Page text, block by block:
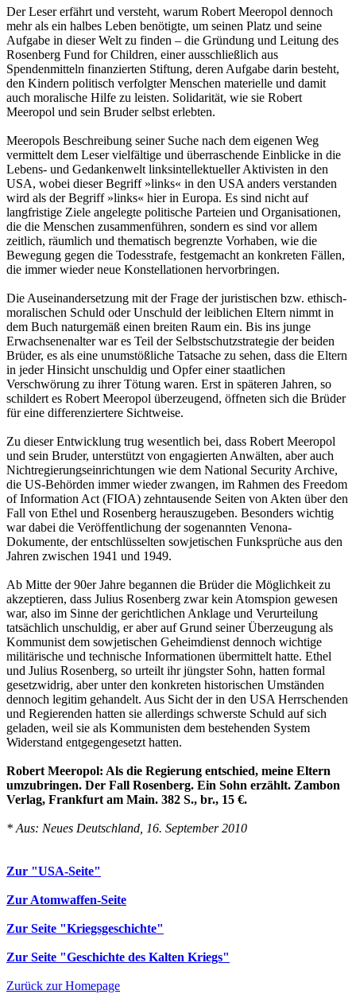
Der Leser erfährt und versteht, warum Robert Meeropol dennoch
mehr als ein halbes Leben benötigte, um seinen Platz und seine
Aufgabe in dieser Welt zu finden – die Gründung und Leitung des
Rosenberg Fund for Children, einer ausschließlich aus
Spendenmitteln finanzierten Stiftung, deren Aufgabe darin besteht,
den Kindern politisch verfolgter Menschen materielle und damit
auch moralische Hilfe zu leisten. Solidarität, wie sie Robert
Meeropol und sein Bruder selbst erlebten.
Meeropols Beschreibung seiner Suche nach dem eigenen Weg
vermittelt dem Leser vielfältige und überraschende Einblicke in die
Lebens- und Gedankenwelt linksintellektueller Aktivisten in den
USA, wobei dieser Begriff »links« in den USA anders verstanden
wird als der Begriff »links« hier in Europa. Es sind nicht auf
langfristige Ziele angelegte politische Parteien und Organisationen,
die die Menschen zusammenführen, sondern es sind vor allem
zeitlich, räumlich und thematisch begrenzte Vorhaben, wie die
Bewegung gegen die Todesstrafe, festgemacht an konkreten Fällen,
die immer wieder neue Konstellationen hervorbringen.
Die Auseinandersetzung mit der Frage der juristischen bzw. ethisch-
moralischen Schuld oder Unschuld der leiblichen Eltern nimmt in
dem Buch naturgemäß einen breiten Raum ein. Bis ins junge
Erwachsenenalter war es Teil der Selbstschutzstrategie der beiden
Brüder, es als eine unumstößliche Tatsache zu sehen, dass die Eltern
in jeder Hinsicht unschuldig und Opfer einer staatlichen
Verschwörung zu ihrer Tötung waren. Erst in späteren Jahren, so
schildert es Robert Meeropol überzeugend, öffneten sich die Brüder
für eine differenziertere Sichtweise.
Zu dieser Entwicklung trug wesentlich bei, dass Robert Meeropol
und sein Bruder, unterstützt von engagierten Anwälten, aber auch
Nichtregierungseinrichtungen wie dem National Security Archive,
die US-Behörden immer wieder zwangen, im Rahmen des Freedom
of Information Act (FIOA) zehntausende Seiten von Akten über den
Fall von Ethel und Rosenberg herauszugeben. Besonders wichtig
war dabei die Veröffentlichung der sogenannten Venona-
Dokumente, der entschlüsselten sowjetischen Funksprüche aus den
Jahren zwischen 1941 und 1949.
Ab Mitte der 90er Jahre begannen die Brüder die Möglichkeit zu
akzeptieren, dass Julius Rosenberg zwar kein Atomspion gewesen
war, also im Sinne der gerichtlichen Anklage und Verurteilung
tatsächlich unschuldig, er aber auf Grund seiner Überzeugung als
Kommunist dem sowjetischen Geheimdienst dennoch wichtige
militärische und technische Informationen übermittelt hatte. Ethel
und Julius Rosenberg, so urteilt ihr jüngster Sohn, hatten formal
gesetzwidrig, aber unter den konkreten historischen Umständen
dennoch legitim gehandelt. Aus Sicht der in den USA Herrschenden
und Regierenden hatten sie allerdings schwerste Schuld auf sich
geladen, weil sie als Kommunisten dem bestehenden System
Widerstand entgegengesetzt hatten.
Robert Meeropol: Als die Regierung entschied, meine Eltern
umzubringen. Der Fall Rosenberg. Ein Sohn erzählt. Zambon
Verlag, Frankfurt am Main. 382 S., br., 15 €.
* Aus: Neues Deutschland, 16. September 2010
Zur "USA-Seite"
Zur Atomwaffen-Seite
Zur Seite "Kriegsgeschichte"
Zur Seite "Geschichte des Kalten Kriegs"
Zurück zur Homepage